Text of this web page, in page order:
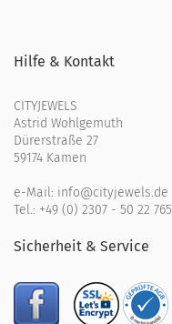
Hilfe & Kontakt
CITYJEWELS
Astrid Wohlgemuth
Dürerstraße 27
59174 Kamen
e-Mail: info@cityjewels.de
Tel.: +49 (0) 2307 - 50 22 765
Sicherheit & Service